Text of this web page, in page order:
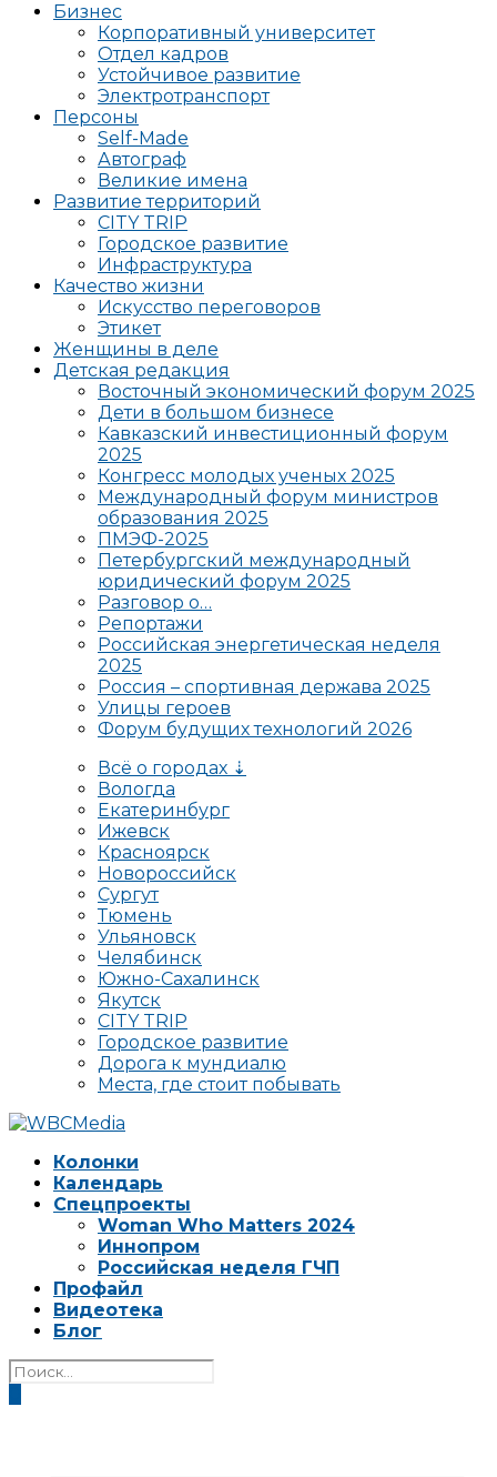
Бизнес
Корпоративный университет
Отдел кадров
Устойчивое развитие
Электротранспорт
Персоны
Self-Made
Автограф
Великие имена
Развитие территорий
CITY TRIP
Городское развитие
Инфраструктура
Качество жизни
Искусство переговоров
Этикет
Женщины в деле
Детская редакция
Восточный экономический форум 2025
Дети в большом бизнесе
Кавказский инвестиционный форум
2025
Конгресс молодых ученых 2025
Международный форум министров
образования 2025
ПМЭФ-2025
Петербургский международный
юридический форум 2025
Разговор о…
Репортажи
Российская энергетическая неделя
2025
Россия – спортивная держава 2025
Улицы героев
Форум будущих технологий 2026
Всё о городах ⇣
Вологда
Екатеринбург
Ижевск
Красноярск
Новороссийск
Сургут
Тюмень
Ульяновск
Челябинск
Южно-Сахалинск
Якутск
CITY TRIP
Городское развитие
Дорога к мундиалю
Места, где стоит побывать
Колонки
Календарь
Спецпроекты
Woman Who Matters 2024
Иннопром
Российская неделя ГЧП
Профайл
Видеотека
Блог